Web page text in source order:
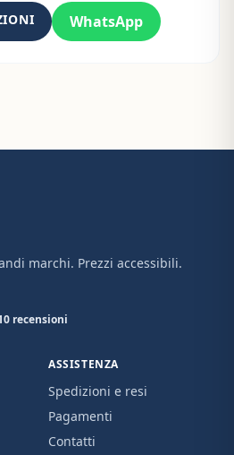
WhatsApp
marchi. Prezzi accessibili.
recensioni
ASSISTENZA
Spedizioni e resi
Pagamenti
Contatti